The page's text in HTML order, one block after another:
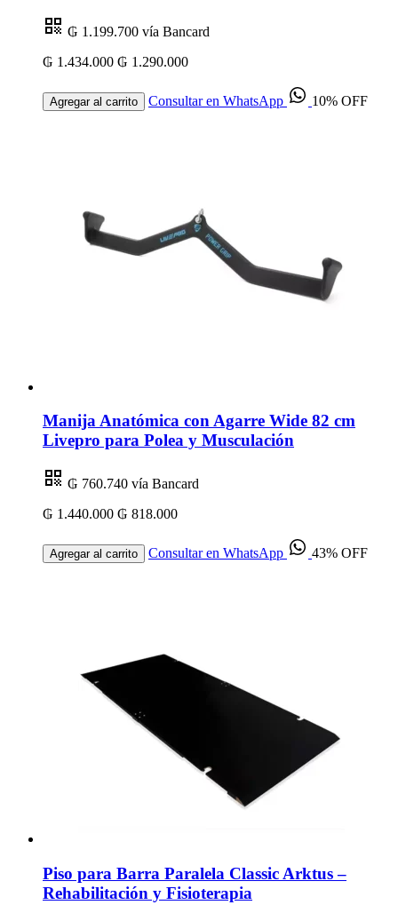
₲ 1.199.700 vía Bancard
₲ 1.434.000 ₲ 1.290.000
Agregar al carrito Consultar en WhatsApp 10% OFF
Manija Anatómica con Agarre Wide 82 cm
Livepro para Polea y Musculación
₲ 760.740 vía Bancard
₲ 1.440.000 ₲ 818.000
Agregar al carrito Consultar en WhatsApp 43% OFF
Piso para Barra Paralela Classic Arktus –
Rehabilitación y Fisioterapia